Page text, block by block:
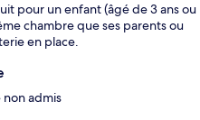
pour un enfant (âgé de 3 ans ou
chambre que ses parents ou
en place.
admis